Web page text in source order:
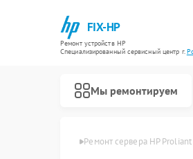
FIX-HP
Ремонт устройств HP
Специализированный cервисный центр г.
Мы ремонтируем
в Ростове-на-Дону Ремонт сервера HP